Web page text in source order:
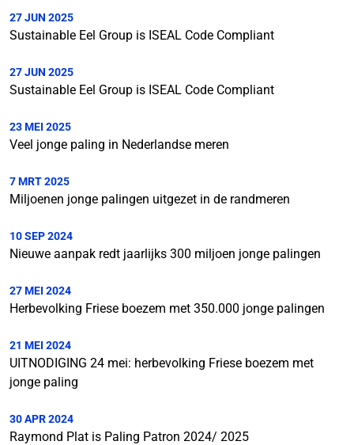
27 JUN 2025
Sustainable Eel Group is ISEAL Code Compliant
27 JUN 2025
Sustainable Eel Group is ISEAL Code Compliant
23 MEI 2025
Veel jonge paling in Nederlandse meren
7 MRT 2025
Miljoenen jonge palingen uitgezet in de randmeren
10 SEP 2024
Nieuwe aanpak redt jaarlijks 300 miljoen jonge palingen
27 MEI 2024
Herbevolking Friese boezem met 350.000 jonge palingen
21 MEI 2024
UITNODIGING 24 mei: herbevolking Friese boezem met
jonge paling
30 APR 2024
Raymond Plat is Paling Patron 2024/ 2025